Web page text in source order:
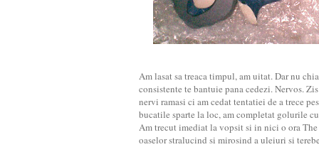
Am lasat sa treaca timpul, am uitat. Dar nu
consistente te bantuie pana cedezi. Nervos.
nervi ramasi ci am cedat tentatiei de a trece
bucatile sparte la loc, am completat golurile
Am trecut imediat la vopsit si in nici o ora
oaselor stralucind si mirosind a uleiuri si